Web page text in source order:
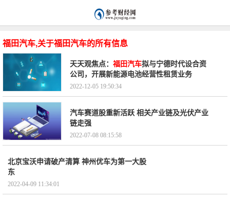
福田汽车,关于福田汽车的所有信息
天天观焦点： 福田汽车拟与宁德时代设合资
公司，开展新能源电池经营性租赁业务
2022-12-05 19:50:34
汽车赛道股重新活跃 相关产业链及光伏产业
链走强
2022-07-08 08:15:58
北京宝沃申请破产清算 ​神州优车为第一大股
东
2022-04-09 11:34:01